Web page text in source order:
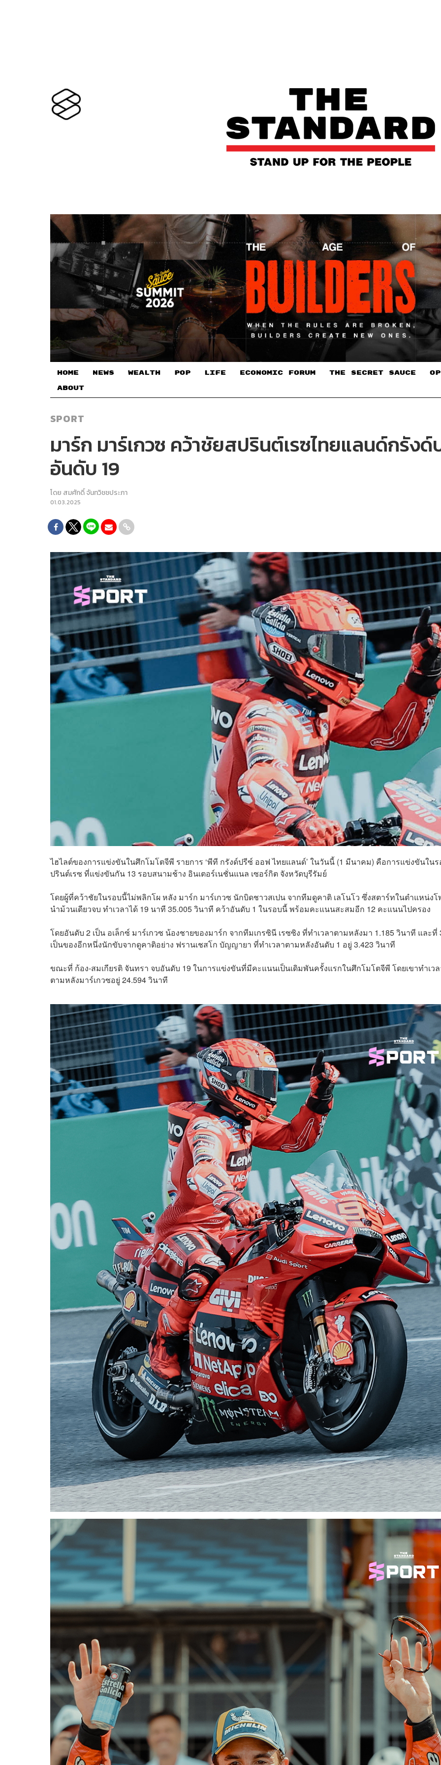
HOME NEWS WEALTH POP LIFE ECONOMIC FORUM THE SECRET SAUCE​
ABOUT
SPORT
มาร์ก มาร์เกวซ คว้าชัยสปรินต์เรซไทยแลนด์กรัง
อันดับ 19
โดย สมศักดิ์ จันทวิชชประภา
01.03.2025
ไฮไลต์ของการแข่งขันในศึกโมโตจีพี รายการ ‘พีที กรังด์ปรีซ์ ออฟ ไทยแลนด์’ ในวันนี้ (1 มีนาคม) คือการแข่งขันใน
ปรินต์เรซ ที่แข่งขันกัน 13 รอบสนามช้าง อินเตอร์เนชั่นแนล เซอร์กิต จังหวัดบุรีรัมย์
โดยผู้ที่คว้าชัยในรอบนี้ไม่พลิกโผ หลัง มาร์ก มาร์เกวซ นักบิดชาวสเปน จากทีมดูคาติ เลโนโว ซึ่งสตาร์ทในตำแหน่งโ
นำม้วนเดียวจบ ทำเวลาได้ 19 นาที 35.005 วินาที คว้าอันดับ 1 ในรอบนี้ พร้อมคะแนนสะสมอีก 12 คะแนนไปครอง
โดยอันดับ 2 เป็น อเล็กซ์ มาร์เกวซ น้องชายของมาร์ก จากทีมเกรซินี เรซซิง ที่ทำเวลาตามหลังมา 1.185 วินาที และที่
เป็นของอีกหนึ่งนักขับจากดูคาติอย่าง ฟรานเชสโก บัญญายา ที่ทำเวลาตามหลังอันดับ 1 อยู่ 3.423 วินาที
ขณะที่ ก้อง-สมเกียรติ จันทรา จบอันดับ 19 ในการแข่งขันที่มีคะแนนเป็นเดิมพันครั้งแรกในศึกโมโตจีพี โดยเขาทำเว
ตามหลังมาร์เกวซอยู่ 24.594 วินาที